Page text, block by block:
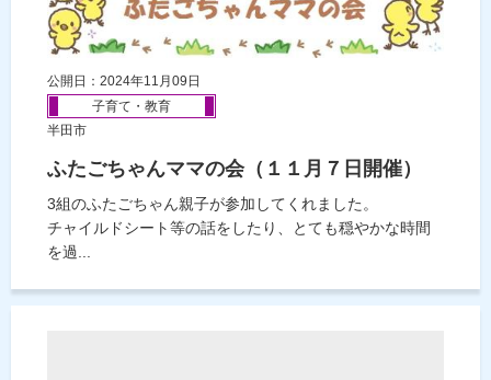
公開日：2024年11月09日
子育て・教育
半田市
ふたごちゃんママの会（１１月７日開催）
3組のふたごちゃん親子が参加してくれました。
チャイルドシート等の話をしたり、とても穏やかな時間
を過...